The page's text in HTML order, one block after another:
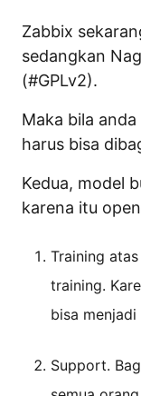
Zabbix
sedangkan
(#GPLv2).
Maka bila
harus bisa
Kedua, model
karena itu
Training
training.
bisa menjadi
Support.